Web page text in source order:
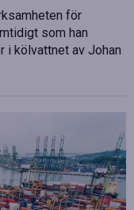
för
som han
i kölvattnet av Johan